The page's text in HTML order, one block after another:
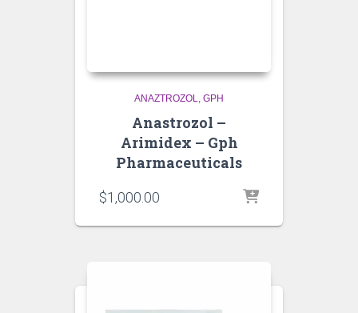
ANAZTROZOL GPH
Anastrozol –
Arimidex – Gph
Pharmaceuticals
$1,000.00